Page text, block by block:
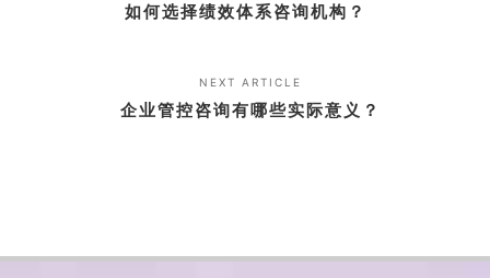
如何选择绩效体系咨询机构？
NEXT ARTICLE
企业管控咨询有哪些实际意义？